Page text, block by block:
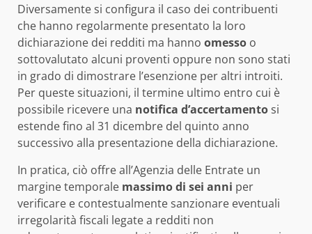
Diversamente si configura il caso dei contribuenti
che hanno regolarmente presentato la loro
dichiarazione dei redditi ma hanno omesso o
sottovalutato alcuni proventi oppure non sono stati
in grado di dimostrare l’esenzione per altri introiti.
Per queste situazioni, il termine ultimo entro cui è
possibile ricevere una notifica d’accertamentosi
estende fino al 31 dicembre del quinto anno
successivo alla presentazione della dichiarazione.
In pratica, ciò offre all’Agenzia delle Entrate un
margine temporale massimo di sei anni per
verificare e contestualmente sanzionare eventuali
irregolarità fiscali legate a redditi non